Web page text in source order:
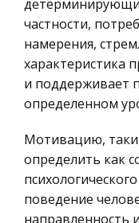
Ценные
Гражданское
Трудовое
История
стран
Транспорт
Банковское
Астрономия
История
Нейсмит полагал,
времени года,
изобрести игру
год Д. Нейсмит
История
Содержание 1.
частности,
намерения,
характеристика
и поддерживает
определенном
Мотивацию,
определить как
поведение
направленность